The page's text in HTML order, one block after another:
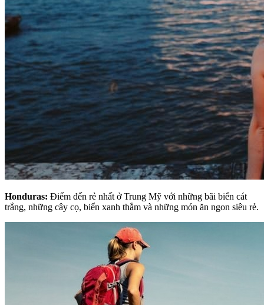
Honduras: Điểm đến rẻ nhất ở Trung Mỹ với những bãi biển cát
trắng, những cây cọ, biển xanh thẳm và những món ăn ngon siêu rẻ.